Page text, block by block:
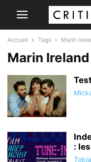
Accueil Tags Marin
Marin Ireland
: